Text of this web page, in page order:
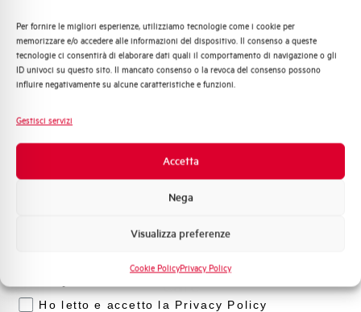
Per fornire le migliori esperienze, utilizziamo tecnologie come i cookie per
memorizzare e/o accedere alle informazioni del dispositivo. Il consenso a queste
tecnologie ci consentirà di elaborare dati quali il comportamento di navigazione o gli
ID univoci su questo sito. Il mancato consenso o la revoca del consenso possono
influire negativamente su alcune caratteristiche e funzioni.
Gestisci servizi
Accetta
Nega
Visualizza preferenze
Cookie PolicyPrivacy Policy
Capacità dei terminali sbarra 25x6 mm²
Marca
Hai bisogno di supporto?
Customer
Care
Quali argomenti ti interessano di più?
Distribuzione di Energia
Automazione Industriale
Sistema Quadri
Promozioni e offerte
Formazione tecnica
Voglio ricevere aggiornamenti, novità di
Ho letto e accetto la Privacy Policy